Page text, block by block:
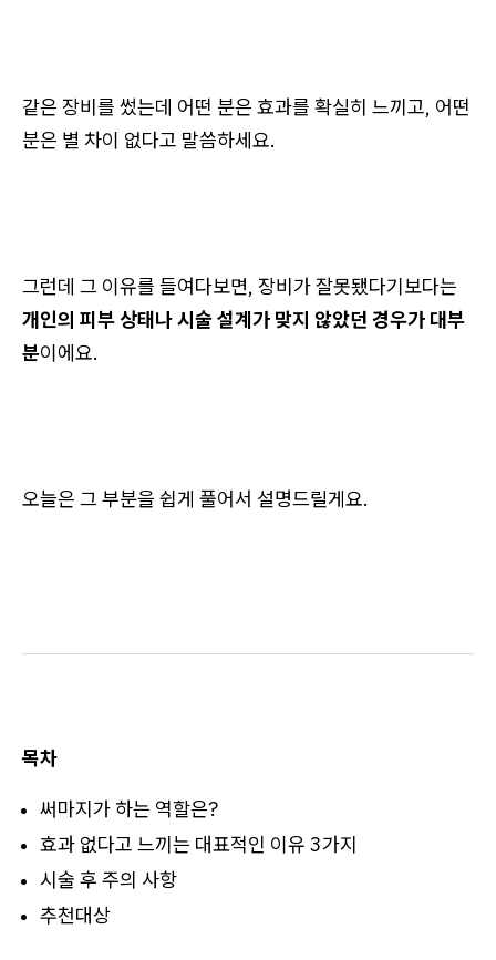
같은 장비를 썼는데 어떤 분은 효과를 확실히 느끼고, 어떤
분은 별 차이 없다고 말씀하세요.
그런데 그 이유를 들여다보면, 장비가 잘못됐다기보다는
개인의 피부 상태나 시술 설계가 맞지 않았던 경우가 대부
분이에요.
오늘은 그 부분을 쉽게 풀어서 설명드릴게요.
목차
써마지가 하는 역할은?
효과 없다고 느끼는 대표적인 이유 3가지
시술 후 주의 사항
추천대상